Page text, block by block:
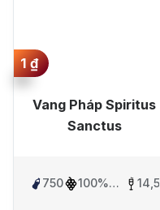
1₫
Vang Pháp Spiritus
Sanctus
750ml100%